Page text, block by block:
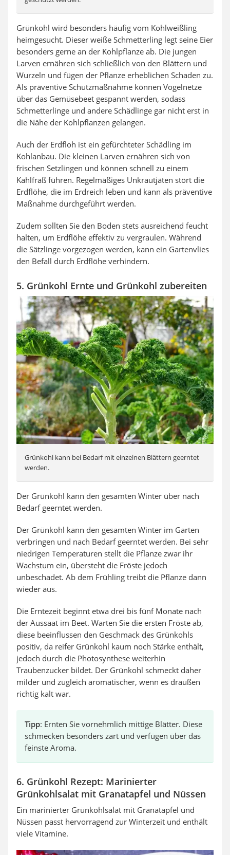
Grünkohl wird besonders häufig vom Kohlweißling
heimgesucht. Dieser weiße Schmetterling legt seine Eier
besonders gerne an der Kohlpflanze ab. Die jungen
Larven ernähren sich schließlich von den Blättern und
Wurzeln und fügen der Pflanze erheblichen Schaden zu.
Als präventive Schutzmaßnahme können Vogelnetze
über das Gemüsebeet gespannt werden, sodass
Schmetterlinge und andere Schädlinge gar nicht erst in
die Nähe der Kohlpflanzen gelangen.
Auch der Erdfloh ist ein gefürchteter Schädling im
Kohlanbau. Die kleinen Larven ernähren sich von
frischen Setzlingen und können schnell zu einem
Kahlfraß führen. Regelmäßiges Unkrautjäten stört die
Erdflöhe, die im Erdreich leben und kann als präventive
Maßnahme durchgeführt werden.
Zudem sollten Sie den Boden stets ausreichend feucht
halten, um Erdflöhe effektiv zu vergraulen. Während
die Sätzlinge vorgezogen werden, kann ein Gartenvlies
den Befall durch Erdflöhe verhindern.
5. Grünkohl Ernte und Grünkohl zubereiten
Grünkohl kann bei Bedarf mit einzelnen Blättern geerntet
werden.
Der Grünkohl kann den gesamten Winter über nach
Bedarf geerntet werden.
Der Grünkohl kann den gesamten Winter im Garten
verbringen und nach Bedarf geerntet werden. Bei sehr
niedrigen Temperaturen stellt die Pflanze zwar ihr
Wachstum ein, übersteht die Fröste jedoch
unbeschadet. Ab dem Frühling treibt die Pflanze dann
wieder aus.
Die Erntezeit beginnt etwa drei bis fünf Monate nach
der Aussaat im Beet. Warten Sie die ersten Fröste ab,
diese beeinflussen den Geschmack des Grünkohls
positiv, da reifer Grünkohl kaum noch Stärke enthält,
jedoch durch die Photosynthese weiterhin
Traubenzucker bildet. Der Grünkohl schmeckt daher
milder und zugleich aromatischer, wenn es draußen
richtig kalt war.
Tipp: Ernten Sie vornehmlich mittige Blätter. Diese
schmecken besonders zart und verfügen über das
feinste Aroma.
6. Grünkohl Rezept: Marinierter
Grünkohlsalat mit Granatapfel und Nüssen
Ein marinierter Grünkohlsalat mit Granatapfel und
Nüssen passt hervorragend zur Winterzeit und enthält
viele Vitamine.